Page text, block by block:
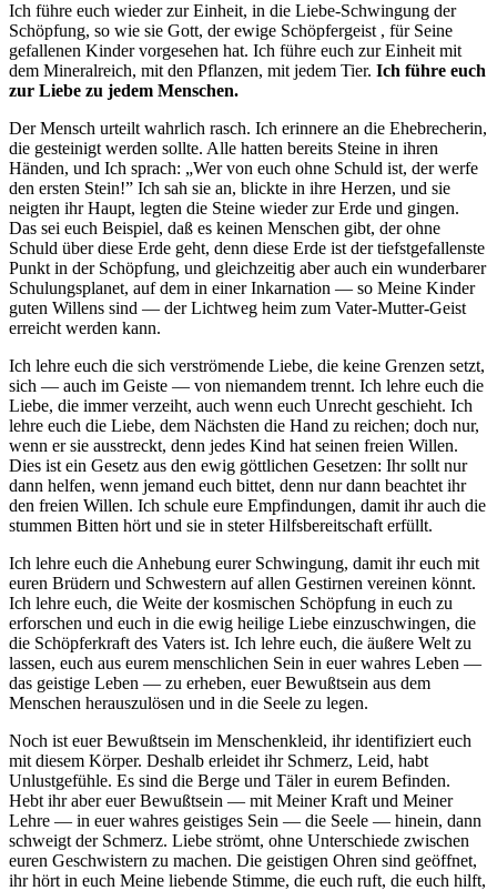
Ich führe euch wieder zur Einheit, in die Liebe-Schwingung der
Schöpfung, so wie sie Gott, der ewige Schöpfergeist , für Seine
gefallenen Kinder vorgesehen hat. Ich führe euch zur Einheit mit
dem Mineralreich, mit den Pflanzen, mit jedem Tier. Ich führe euch
zur Liebe zu jedem Menschen.
Der Mensch urteilt wahrlich rasch. Ich erinnere an die Ehebrecherin,
die gesteinigt werden sollte. Alle hatten bereits Steine in ihren
Händen, und Ich sprach: „Wer von euch ohne Schuld ist, der werfe
den ersten Stein!” Ich sah sie an, blickte in ihre Herzen, und sie
neigten ihr Haupt, legten die Steine wieder zur Erde und gingen.
Das sei euch Beispiel, daß es keinen Menschen gibt, der ohne
Schuld über diese Erde geht, denn diese Erde ist der tiefstgefallenste
Punkt in der Schöpfung, und gleichzeitig aber auch ein wunderbarer
Schulungsplanet, auf dem in einer Inkarnation — so Meine Kinder
guten Willens sind — der Lichtweg heim zum Vater-Mutter-Geist
erreicht werden kann.
Ich lehre euch die sich verströmende Liebe, die keine Grenzen setzt,
sich — auch im Geiste — von niemandem trennt. Ich lehre euch die
Liebe, die immer verzeiht, auch wenn euch Unrecht geschieht. Ich
lehre euch die Liebe, dem Nächsten die Hand zu reichen; doch nur,
wenn er sie ausstreckt, denn jedes Kind hat seinen freien Willen.
Dies ist ein Gesetz aus den ewig göttlichen Gesetzen: Ihr sollt nur
dann helfen, wenn jemand euch bittet, denn nur dann beachtet ihr
den freien Willen. Ich schule eure Empfindungen, damit ihr auch die
stummen Bitten hört und sie in steter Hilfsbereitschaft erfüllt.
Ich lehre euch die Anhebung eurer Schwingung, damit ihr euch mit
euren Brüdern und Schwestern auf allen Gestirnen vereinen könnt.
Ich lehre euch, die Weite der kosmischen Schöpfung in euch zu
erforschen und euch in die ewig heilige Liebe einzuschwingen, die
die Schöpferkraft des Vaters ist. Ich lehre euch, die äußere Welt zu
lassen, euch aus eurem menschlichen Sein in euer wahres Leben —
das geistige Leben — zu erheben, euer Bewußtsein aus dem
Menschen herauszulösen und in die Seele zu legen.
Noch ist euer Bewußtsein im Menschenkleid, ihr identifiziert euch
mit diesem Körper. Deshalb erleidet ihr Schmerz, Leid, habt
Unlustgefühle. Es sind die Berge und Täler in eurem Befinden.
Hebt ihr aber euer Bewußtsein — mit Meiner Kraft und Meiner
Lehre — in euer wahres geistiges Sein — die Seele — hinein, dann
schweigt der Schmerz. Liebe strömt, ohne Unterschiede zwischen
euren Geschwistern zu machen. Die geistigen Ohren sind geöffnet,
ihr hört in euch Meine liebende Stimme, die euch ruft, die euch hilft,